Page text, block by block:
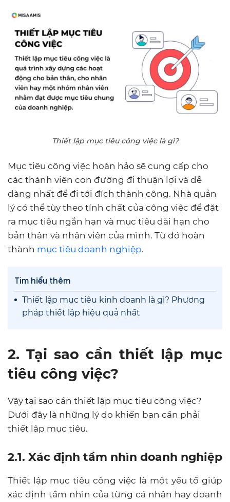
Thiết lập mục tiêu công việc là gì?
Mục tiêu công việc hoàn hảo sẽ cung cấp cho
các thành viên con đường đi thuận lợi và dễ
dàng nhất để đi tới đích thành công. Nhà quản
lý có thể tùy theo tính chất của công việc để đặt
ra mục tiêu ngắn hạn và mục tiêu dài hạn cho
bản thân và nhân viên của mình. Từ đó hoàn
thành mục tiêu doanh nghiệp.
Tìm hiểu thêm
Thiết lập mục tiêu kinh doanh là gì? Phương
pháp thiết lập hiệu quả nhất
2. Tại sao cần thiết lập mục
tiêu công việc?
Vậy tại sao cần thiết lập mục tiêu công việc?
Dưới đây là những lý do khiến bạn cần phải
thiết lập mục tiêu.
2.1. Xác định tầm nhìn doanh nghiệp
Thiết lập mục tiêu công việc là một yếu tố giúp
xác định tầm nhìn của từng cá nhân hay doanh